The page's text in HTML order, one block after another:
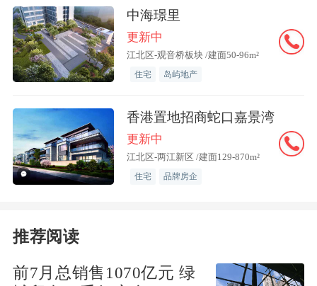
中海璟里 普通住宅
3.45 重庆综合指数第79
开盘时间暂无资料
地址：江北区江北区渝澳大道
最新优惠、楼盘活动通知我
中海璟里
更新中
江北区-观音桥板块 /建面50-96m²
住宅 岛屿地产
香港置地招商蛇口嘉景湾
更新中
江北区-两江新区 /建面129-870m²
住宅 品牌房企
推荐阅读
前7月总销售1070亿元 绿